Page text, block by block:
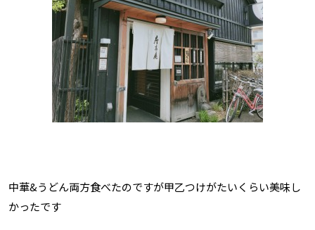
中華&うどん両方食べたのですが甲乙つけがたいくらい美味し
かったです